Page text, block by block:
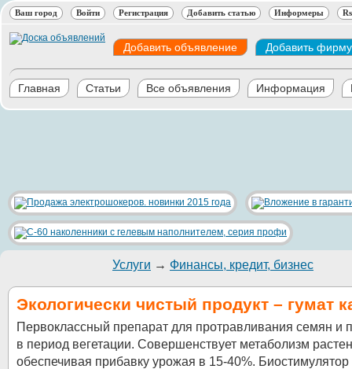
Ваш город Войти Регистрация Добавить статью Информеры
Добавить объявление Добавить фирму
Главная Статьи Все объявления Информация
Услуги → Финансы, кредит, бизнес
Экологически чистый продукт – гумат
Первоклассный препарат для протравливания семян и
в период вегетации. Совершенствует метаболизм
обеспечивая прибавку урожая в 15-40%. Биостимулятор